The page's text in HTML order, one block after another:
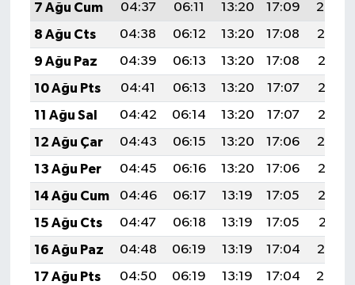
7 Ağu Cum
04:37 06:11 13:20 17:09
20:20
8 Ağu Cts
04:38 06:12 13:20 17:08
20:19
9 Ağu Paz
04:39 06:13 13:20 17:08
20:18
10 Ağu Pts
04:41 06:13 13:20 17:07
20:17
11 Ağu Sal
04:42 06:14 13:20 17:07
20:16
12 Ağu Çar
04:43 06:15 13:20 17:06
20:14
13 Ağu Per
04:45 06:16 13:20 17:06
20:13
14 Ağu Cum
04:46 06:17 13:19 17:05
20:12
15 Ağu Cts
04:47 06:18 13:19 17:05
20:11
16 Ağu Paz
04:48 06:19 13:19 17:04
20:10
17 Ağu Pts
04:50 06:19 13:19 17:04
20:08